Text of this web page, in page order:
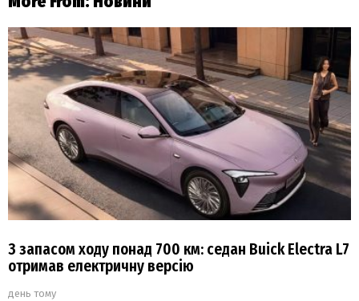
З запасом ходу понад 700 км: седан Buick Electra L7
отримав електричну версію
день тому